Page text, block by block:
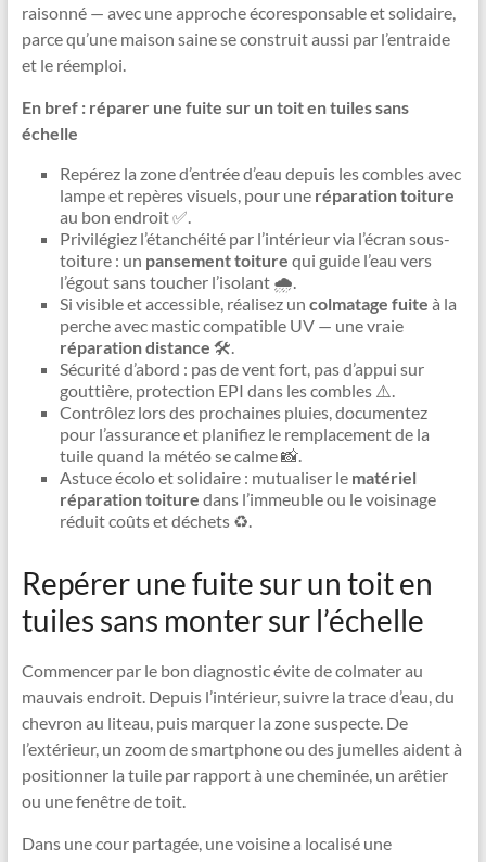
raisonné — avec une approche écoresponsable et solidaire,
parce qu’une maison saine se construit aussi par l’entraide
et le réemploi.
En bref : réparer une fuite sur un toit en tuiles sans
échelle
Repérez la zone d’entrée d’eau depuis les combles avec
lampe et repères visuels, pour une réparation toiture
au bon endroit ✅.
Privilégiez l’étanchéité par l’intérieur via l’écran sous-
toiture : un pansement toiture qui guide l’eau vers
l’égout sans toucher l’isolant 🌧️.
Si visible et accessible, réalisez un colmatage fuite à la
perche avec mastic compatible UV — une vraie
réparation distance 🛠️.
Sécurité d’abord : pas de vent fort, pas d’appui sur
gouttière, protection EPI dans les combles ⚠️.
Contrôlez lors des prochaines pluies, documentez
pour l’assurance et planifiez le remplacement de la
tuile quand la météo se calme 📸.
Astuce écolo et solidaire : mutualiser le matériel
réparation toiture dans l’immeuble ou le voisinage
réduit coûts et déchets ♻️.
Repérer une fuite sur un toit en
tuiles sans monter sur l’échelle
Commencer par le bon diagnostic évite de colmater au
mauvais endroit. Depuis l’intérieur, suivre la trace d’eau, du
chevron au liteau, puis marquer la zone suspecte. De
l’extérieur, un zoom de smartphone ou des jumelles aident à
positionner la tuile par rapport à une cheminée, un arêtier
ou une fenêtre de toit.
Dans une cour partagée, une voisine a localisé une